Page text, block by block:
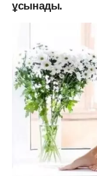
ұсынады.